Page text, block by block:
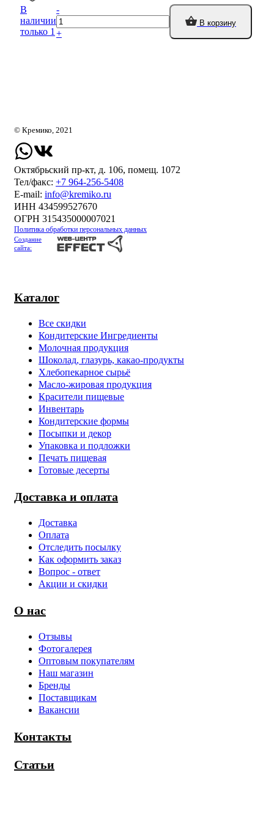
В
наличии
только 1
-
+
В корзину
Каталог
Все скидки
Кондитерские Ингредиенты
Молочная продукция
Шоколад, глазурь, какао-продукты
Хлебопекарное сырьё
Масло-жировая продукция
Красители пищевые
Инвентарь
Кондитерские формы
Посыпки и декор
Упаковка и подложки
Печать пищевая
Готовые десерты
Доставка и оплата
Доставка
Оплата
Отследить посылку
Как оформить заказ
Вопрос - ответ
Акции и скидки
О нас
Отзывы
Фотогалерея
Оптовым покупателям
Наш магазин
Бренды
Поставщикам
Вакансии
Контакты
Статьи
© Кремико, 2021
Октябрьский пр-кт, д. 106, помещ. 1072
Тел/факс: +7 964-256-5408
Е-mail: info@kremiko.ru
ИНН 434599527670
ОГРН 315435000007021
Политика обработки персональных данных
Создание
сайта: